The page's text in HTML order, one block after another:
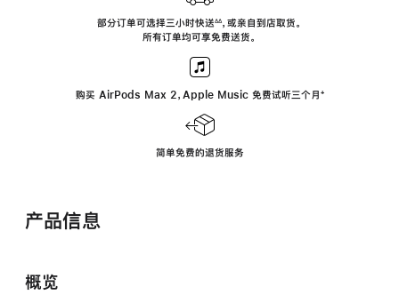
中
部分订单可选择三小时快送∆∆， 或亲自到店取货。
所有订单均可享免费送货。
购买 AirPods Max 2，Apple Music 免费试听三个月 ‍脚
‍⁺
简单免费的退货服务
产品信息
概览